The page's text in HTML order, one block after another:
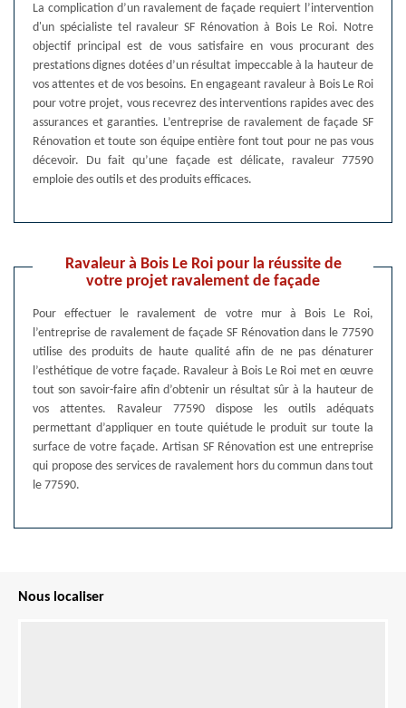
La complication d’un ravalement de façade requiert l’intervention
d'un spécialiste tel ravaleur SF Rénovation à Bois Le Roi. Notre
objectif principal est de vous satisfaire en vous procurant des
prestations dignes dotées d’un résultat impeccable à la hauteur de
vos attentes et de vos besoins. En engageant ravaleur à Bois Le Roi
pour votre projet, vous recevrez des interventions rapides avec des
assurances et garanties. L’entreprise de ravalement de façade SF
Rénovation et toute son équipe entière font tout pour ne pas vous
décevoir. Du fait qu’une façade est délicate, ravaleur 77590
emploie des outils et des produits efficaces.
Ravaleur à Bois Le Roi pour la réussite de
votre projet ravalement de façade
Pour effectuer le ravalement de votre mur à Bois Le Roi,
l’entreprise de ravalement de façade SF Rénovation dans le 77590
utilise des produits de haute qualité afin de ne pas dénaturer
l’esthétique de votre façade. Ravaleur à Bois Le Roi met en œuvre
tout son savoir-faire afin d’obtenir un résultat sûr à la hauteur de
vos attentes. Ravaleur 77590 dispose les outils adéquats
permettant d’appliquer en toute quiétude le produit sur toute la
surface de votre façade. Artisan SF Rénovation est une entreprise
qui propose des services de ravalement hors du commun dans tout
le 77590.
Nous localiser